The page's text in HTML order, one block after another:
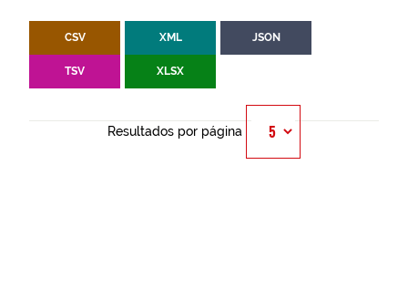
CSV XML JSON
TSV XLSX
Resultados por página